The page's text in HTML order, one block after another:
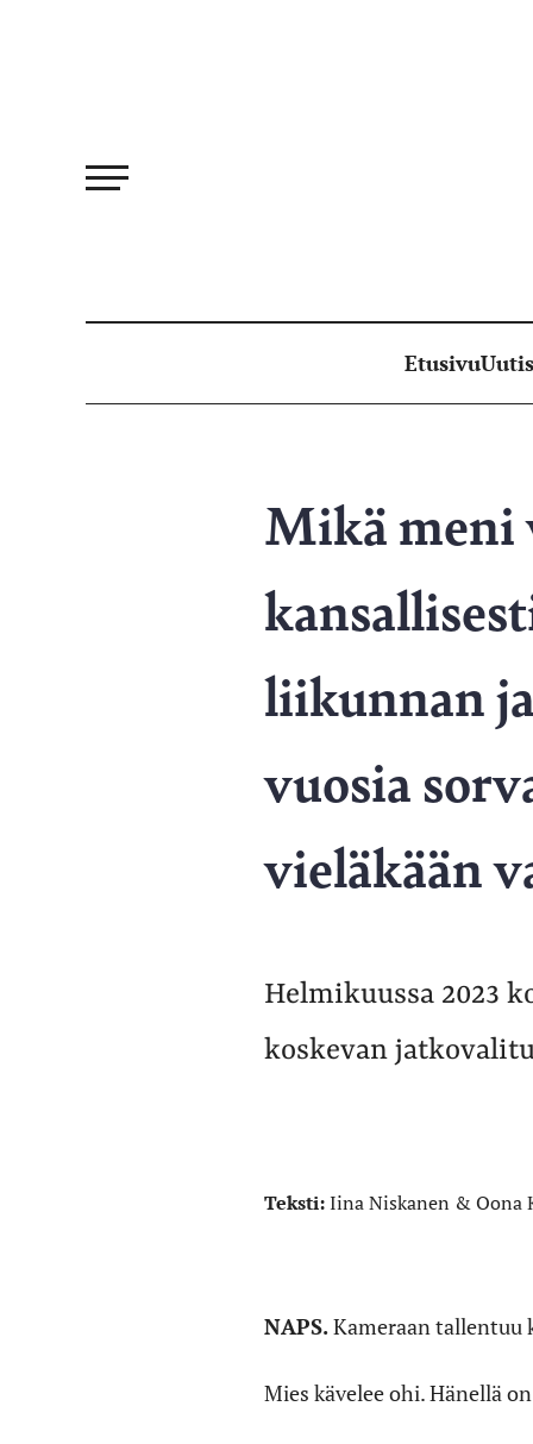
Etusivu
Mikä meni
liikunnan
vuosia
vieläkään
Helmikuussa 2023
koskevan
Teksti:Iina Niskanen & Oona
NAPS.Kameraan tallentuu
Mies kävelee ohi. Hänellä